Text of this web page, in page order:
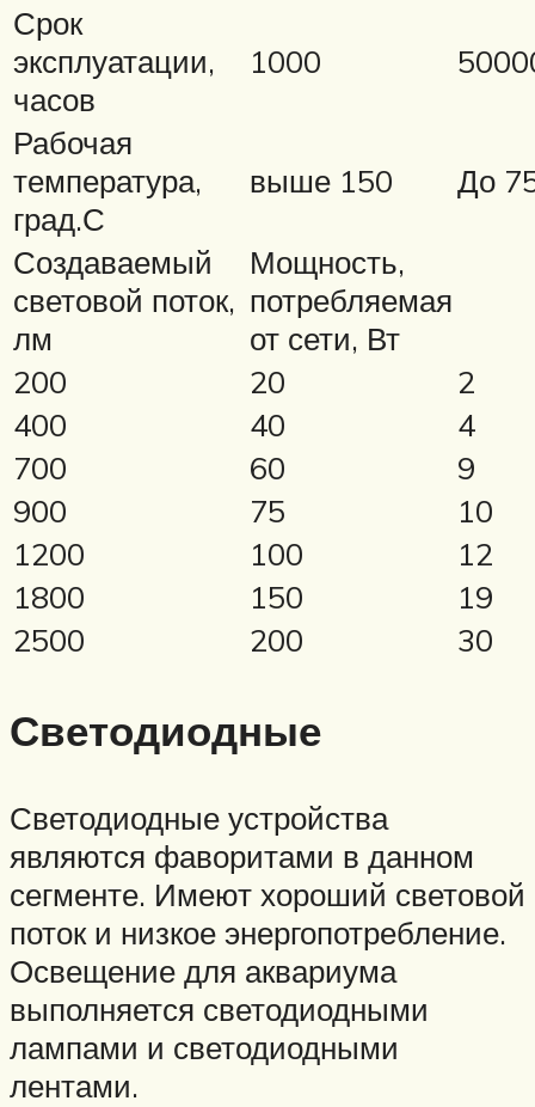
Срок
эксплуатации,
часов
1000
Рабочая
температура,
град.С
выше 150 До
Создаваемый
световой поток,
лм
Мощность,
потребляемая
от сети, Вт
200
20
2
400
40
4
700
60
9
900
75
10
1200
100
12
1800
150
19
2500
200 30
Светодиодные
Светодиодные устройства
являются фаворитами в данном
сегменте. Имеют хороший световой
поток и низкое энергопотребление.
Освещение для аквариума
выполняется светодиодными
лампами и светодиодными
лентами.